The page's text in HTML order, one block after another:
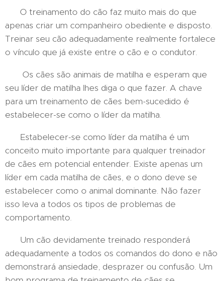
O treinamento do cão faz muito mais do que
apenas criar um companheiro obediente e disposto.
Treinar seu cão adequadamente realmente fortalece
o vínculo que já existe entre o cão e o condutor.
Os cães são animais de matilha e esperam que
seu líder de matilha lhes diga o que fazer. A chave
para um treinamento de cães bem-sucedido é
estabelecer-se como o líder da matilha.
Estabelecer-se como líder da matilha é um
conceito muito importante para qualquer treinador
de cães em potencial entender. Existe apenas um
líder em cada matilha de cães, e o dono deve se
estabelecer como o animal dominante. Não fazer
isso leva a todos os tipos de problemas de
comportamento.
Um cão devidamente treinado responderá
adequadamente a todos os comandos do dono e não
demonstrará ansiedade, desprazer ou confusão. Um